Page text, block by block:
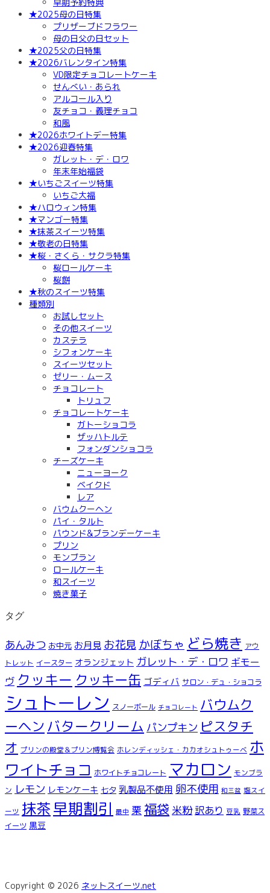
★2025母の日特集
プリザーブドフラワー
母の日父の日セット
★2025父の日特集
★2026バレンタイン特集
VD限定チョコレートケーキ
せんべい・あられ
アルコール入り
友チョコ・義理チョコ
和風
★2026ホワイトデー特集
★2026迎春特集
ガレット・デ・ロワ
年末年始福袋
★いちごスイーツ特集
いちご大福
★ハロウィン特集
★マンゴー特集
★抹茶スイーツ特集
★敬老の日特集
★桜・さくら・サクラ特集
桜ロールケーキ
桜餅
★秋のスイーツ特集
種類別
お試しセット
その他スイーツ
カステラ
シフォンケーキ
スイーツセット
ゼリー・ムース
チョコレート
トリュフ
チョコレートケーキ
ガトーショコラ
ザッハトルテ
フォンダンショコラ
チーズケーキ
ニューヨーク
ベイクド
レア
バウムクーヘン
パイ・タルト
パウンド&ブランデーケーキ
プリン
モンブラン
ロールケーキ
和スイーツ
焼き菓子
タグ
あんみつ お中元 お月見 お花見 かぼちゃ どら焼き アウ
トレット イースター オランジェット ガレット・デ・ロワ ギモー
ヴ クッキー クッキー缶 ゴディバ サロン・デュ・ショコラ
シュトーレン スノーボール チョコレート バウムク
ーヘンバタークリーム パンプキン ピスタチ
オ プリンの殿堂＆プリン博覧会 ホレンディッシェ・カカオシュトゥーベ ホ
ワイトチョコ ホワイトチョコレート マカロン モンブラ
ン レモン レモンケーキ 七夕 乳製品不使用 卵不使用 和三盆 塩スイ
ーツ 抹茶早期割引 最中 栗 福袋 米粉 訳あり 豆乳 野菜ス
イーツ 黒豆
Copyright © 2026 ネットスイーツ.net